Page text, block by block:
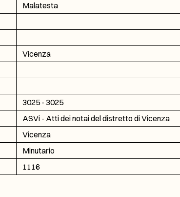
Malatesta
Vicenza
3025 - 3025
ASVi - Atti dei notai del distretto di Vicenza
Vicenza
Minutario
1116